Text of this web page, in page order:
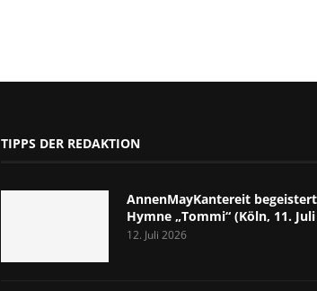
TIPPS DER REDAKTION
AnnenMayKantereit
Hymne „Tommi“ (Köln, 11.
12. Juli 2026